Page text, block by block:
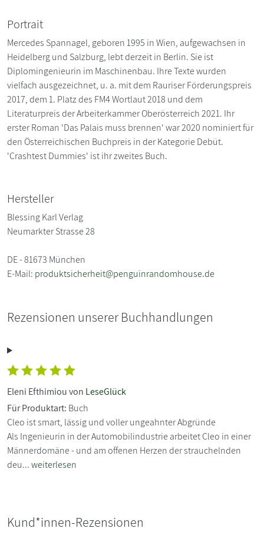
Portrait
Mercedes Spannagel, geboren 1995 in Wien, aufgewachsen in
Heidelberg und Salzburg, lebt derzeit in Berlin. Sie ist
Diplomingenieurin im Maschinenbau. Ihre Texte wurden
vielfach ausgezeichnet, u. a. mit dem Rauriser Förderungspreis
2017, dem 1. Platz des FM4 Wortlaut 2018 und dem
Literaturpreis der Arbeiterkammer Oberösterreich 2021. Ihr
erster Roman 'Das Palais muss brennen' war 2020 nominiert für
den Österreichischen Buchpreis in der Kategorie Debüt.
'Crashtest Dummies' ist ihr zweites Buch.
Hersteller
Blessing Karl Verlag
Neumarkter Strasse 28
DE - 81673 München
E-Mail: produktsicherheit@penguinrandomhouse.de
Rezensionen unserer Buchhandlungen
Eleni Efthimiou von LeseGlück
Für Produktart: Buch
Cleo ist smart, lässig und voller ungeahnter Abgründe
Als Ingenieurin in der Automobilindustrie arbeitet Cleo in einer
Männerdomäne - und am offenen Herzen der strauchelnden
deu...weiterlesen
Kund*innen-Rezensionen